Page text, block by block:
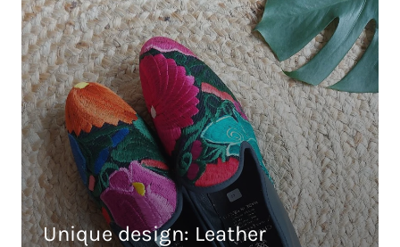
Unique design: Leather